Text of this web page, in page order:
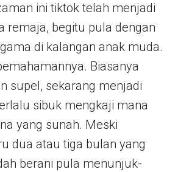
ini tiktok telah menjadi
remaja, begitu pula dengan
di kalangan anak muda.
Biasanya
supel, sekarang menjadi
sibuk mengkaji mana
yang sunah. Meski
dua atau tiga bulan yang
berani pula menunjuk-